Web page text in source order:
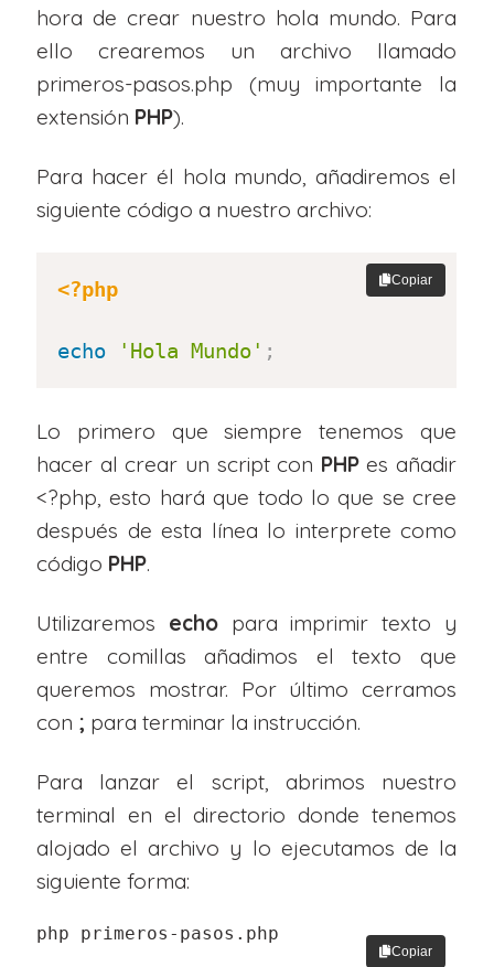
hora de crear nuestro hola mundo. Para
ello crearemos un archivo llamado
primeros-pasos.php (muy importante la
extensión PHP).
Para hacer él hola mundo, añadiremos el
siguiente código a nuestro archivo:
<?php
echo 'Hola Mundo' ;
Copiar
Lo primero que siempre tenemos que
hacer al crear un script con PHPes añadir
<?php, esto hará que todo lo que se cree
después de esta línea lo interprete como
código PHP.
Utilizaremos echo para imprimir texto y
entre comillas añadimos el texto que
queremos mostrar. Por último cerramos
con ; para terminar la instrucción.
Para lanzar el script, abrimos nuestro
terminal en el directorio donde tenemos
alojado el archivo y lo ejecutamos de la
siguiente forma:
php primeros-pasos.php
Copiar